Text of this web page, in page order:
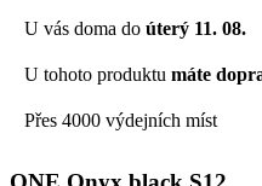
U vás doma do úterý 11. 08.
U tohoto produktu máte
Přes 4000 výdejních míst